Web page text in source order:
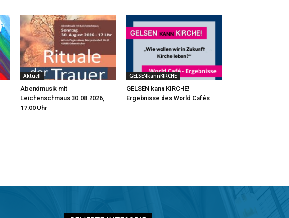
Aktuell
Abendmusik mit
Leichenschmaus 30.08.2026,
17:00 Uhr
GELSENkannKIRCHE
GELSEN kann KIRCHE!
Ergebnisse des World Cafés